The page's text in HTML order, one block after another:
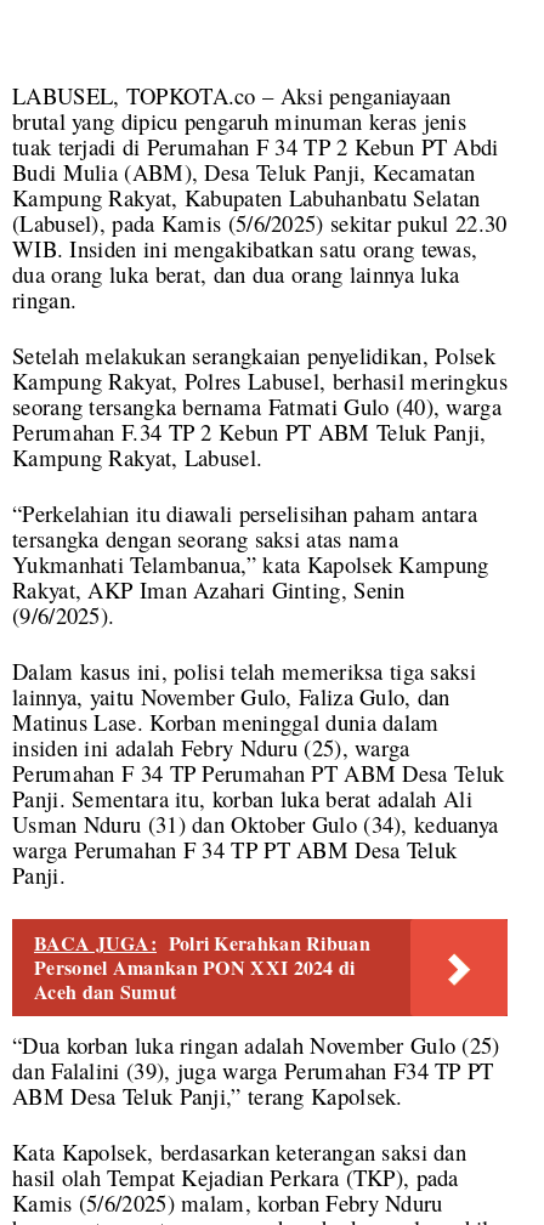
LABUSEL, TOPKOTA.co – Aksi penganiayaan
brutal yang dipicu pengaruh minuman keras jenis
tuak terjadi di Perumahan F 34 TP 2 Kebun PT Abdi
Budi Mulia (ABM), Desa Teluk Panji, Kecamatan
Kampung Rakyat, Kabupaten Labuhanbatu Selatan
(Labusel), pada Kamis (5/6/2025) sekitar pukul 22.30
WIB. Insiden ini mengakibatkan satu orang tewas,
dua orang luka berat, dan dua orang lainnya luka
ringan.
Setelah melakukan serangkaian penyelidikan, Polsek
Kampung Rakyat, Polres Labusel, berhasil meringkus
seorang tersangka bernama Fatmati Gulo (40), warga
Perumahan F.34 TP 2 Kebun PT ABM Teluk Panji,
Kampung Rakyat, Labusel.
“Perkelahian itu diawali perselisihan paham antara
tersangka dengan seorang saksi atas nama
Yukmanhati Telambanua,” kata Kapolsek Kampung
Rakyat, AKP Iman Azahari Ginting, Senin
(9/6/2025).
Dalam kasus ini, polisi telah memeriksa tiga saksi
lainnya, yaitu November Gulo, Faliza Gulo, dan
Matinus Lase. Korban meninggal dunia dalam
insiden ini adalah Febry Nduru (25), warga
Perumahan F 34 TP Perumahan PT ABM Desa Teluk
Panji. Sementara itu, korban luka berat adalah Ali
Usman Nduru (31) dan Oktober Gulo (34), keduanya
warga Perumahan F 34 TP PT ABM Desa Teluk
Panji.
BACA JUGA: Polri Kerahkan Ribuan
Personel Amankan PON XXI 2024 di
Aceh dan Sumut
“Dua korban luka ringan adalah November Gulo (25)
dan Falalini (39), juga warga Perumahan F34 TP PT
ABM Desa Teluk Panji,” terang Kapolsek.
Kata Kapolsek, berdasarkan keterangan saksi dan
hasil olah Tempat Kejadian Perkara (TKP), pada
Kamis (5/6/2025) malam, korban Febry Nduru